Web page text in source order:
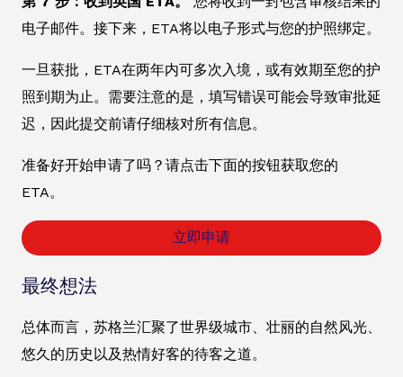
电子邮件。接下来，ETA将以电子形式与您的护照绑定。
一旦获批，ETA在两年内可多次入境，或有效期至您的护
照到期为止。需要注意的是，填写错误可能会导致审批延
迟，因此提交前请仔细核对所有信息。
准备好开始申请了吗？请点击下面的按钮获取您的
ETA。
立即申请
最终想法
总体而言，苏格兰汇聚了世界级城市、壮丽的自然风光、
悠久的历史以及热情好客的待客之道。